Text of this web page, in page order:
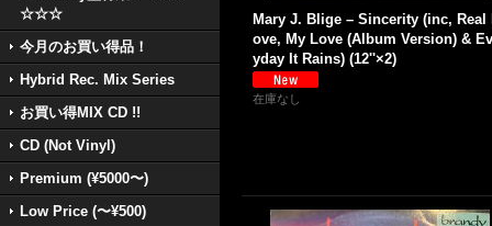
☆☆☆
今月のお買い得品！
Hybrid Rec. Mix Series
お買い得MIX CD !!
CD (Not Vinyl)
Premium (¥5000〜)
Low Price (〜¥500)
Mary J. Blige ‎– Sincerity (inc, Real
ove, My Love (Album Version) &
yday It Rains) (12''×2)
在庫なし